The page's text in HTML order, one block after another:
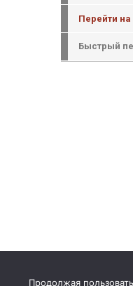
Перейти на
Быстрый
Продолжая